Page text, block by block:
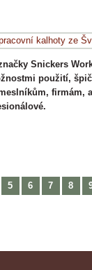
Snickers
použití,
firmám,
5 6 7 8